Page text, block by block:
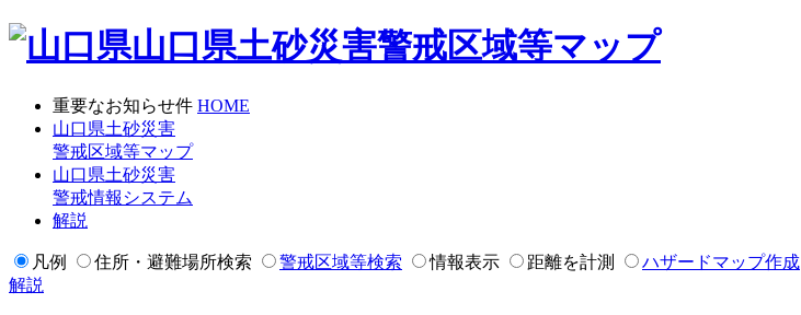
山口県土砂災害警戒区域等マップ
重要なお知らせ件 HOME
山口県土砂災害
警戒区域等マップ
山口県土砂災害
警戒情報システム
解説
凡例 住所・避難場所検索 警戒区域等検索 情報表示 距離を計測
ハザードマップ作成
解説